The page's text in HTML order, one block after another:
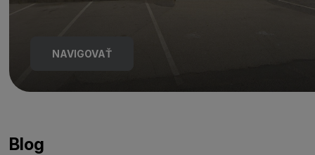
NAVIGOVAŤ
Blog